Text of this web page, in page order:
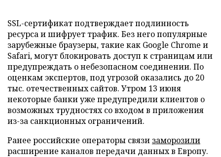
SSL-сертификат подтверждает подлинность
ресурса и шифрует трафик. Без него популярные
зарубежные браузеры, такие как Google Chrome и
Safari, могут блокировать доступ к страницам или
предупреждать о небезопасном соединении. По
оценкам экспертов, под угрозой оказались до 20
тыс. отечественных сайтов. Утром 13 июня
некоторые банки уже предупредили клиентов о
возможных трудностях со входом в приложения
из-за санкционных ограничений.
Ранее российские операторы связи заморозили
расширение каналов передачи данных в Европу.